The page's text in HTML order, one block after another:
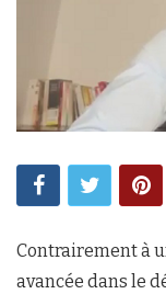
Contrairement à
avancée dans le